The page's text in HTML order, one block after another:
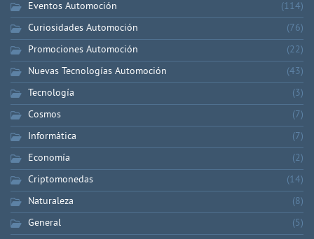
Eventos Automoción
(114)
Curiosidades Automoción
(76)
Promociones Automoción
(22)
Nuevas Tecnologías Automoción
(43)
Tecnología
(3)
Cosmos
(7)
Informática
(7)
Economía
(2)
Criptomonedas
(14)
Naturaleza
(8)
General
(5)